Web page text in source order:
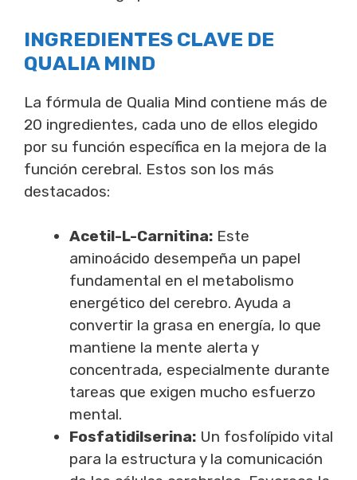
INGREDIENTES CLAVE DE
QUALIA MIND
La fórmula de Qualia Mind contiene más de
20 ingredientes, cada uno de ellos elegido
por su función específica en la mejora de la
función cerebral. Estos son los más
destacados:
Acetil-L-Carnitina: Este
aminoácido desempeña un papel
fundamental en el metabolismo
energético del cerebro. Ayuda a
convertir la grasa en energía, lo que
mantiene la mente alerta y
concentrada, especialmente durante
tareas que exigen mucho esfuerzo
mental.
Fosfatidilserina: Un fosfolípido vital
para la estructura y la comunicación